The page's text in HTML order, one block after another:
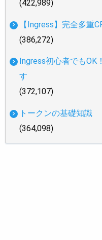
(422,989)
【Ingress】完全多重
(386,272)
Ingress初心者でもOK
す
(372,107)
トークンの基礎知識
(364,098)